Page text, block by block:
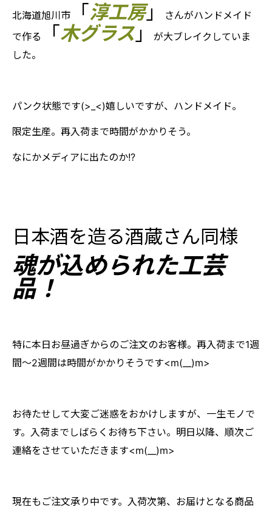
北海道旭川市 「淳工房」
さんがハンドメイド
で作る
「木グラス 」
が大ブレイクしていま
した。
パンク状態です(>_<)嬉しいですが、ハンドメイド。
限定生産。再入荷まで時間がかかりそう。
なにかメディアに出たのか!?
日本酒を造る酒蔵さん同様
魂が込められた工芸
品！
特に本日お昼過ぎからのご注文のお客様。再入荷まで1週
間～2週間は時間がかかりそうです<m(__)m>
お待たせして大変ご迷惑をおかけしますが、一生モノで
す。入荷までしばらくお待ち下さい。明日以降、順次ご
連絡をさせていただきます<m(__)m>
現在もご注文承り中です。入荷次第、お届けとなる商品